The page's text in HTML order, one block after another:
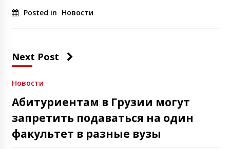
Posted in Новости
Next Post
Новости
Абитуриентам в Грузии могут
запретить подаваться на один
факультет в разные вузы